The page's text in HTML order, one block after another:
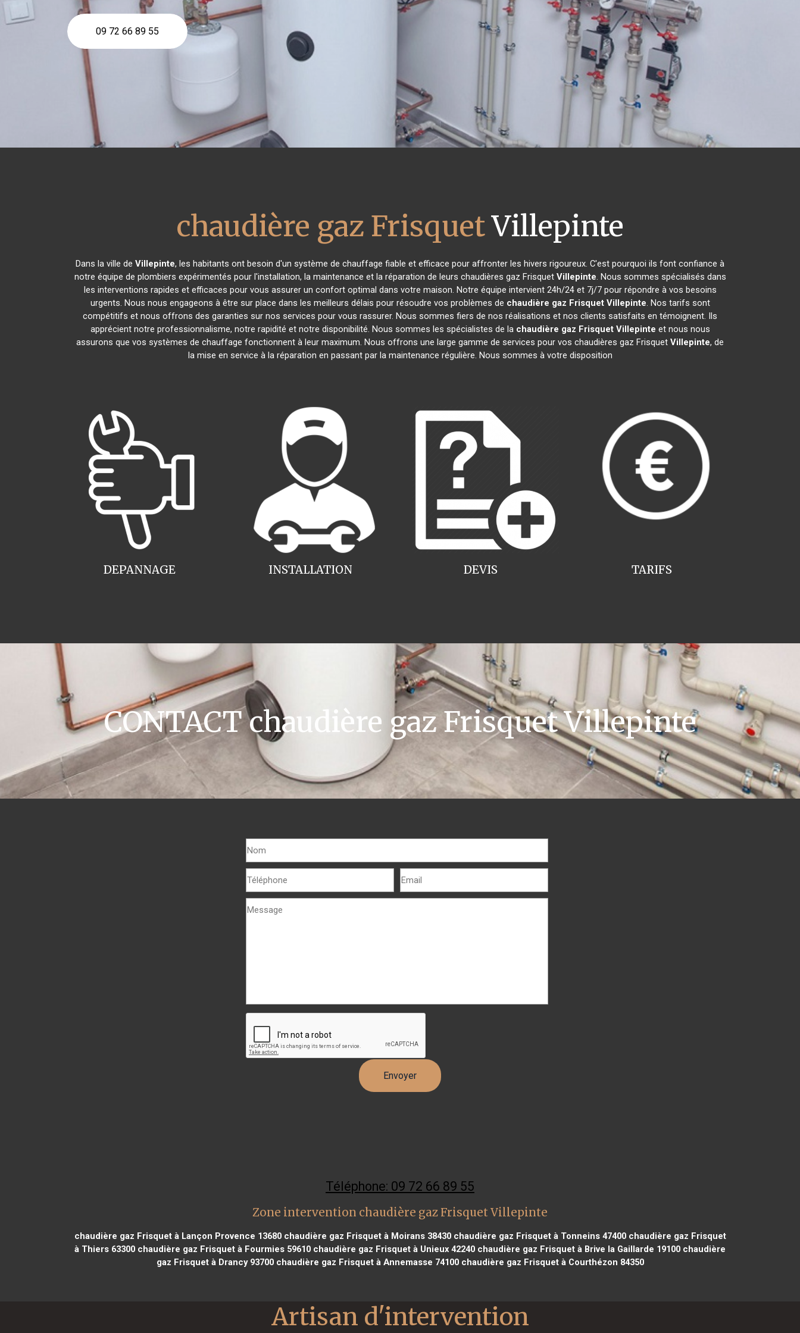
09 72 66 89 55
chaudière gaz FrisquetVillepinte
Dans la ville de Villepinte, les habitants ont besoin d'un système de chauffage fiable et efficace pour affronter les hivers rigoureux. C'est pourquoi ils font confiance à
notre équipe de plombiers expérimentés pour l'installation, la maintenance et la réparation de leurs chaudières gaz Frisquet Villepinte. Nous sommes spécialisés dans
les interventions rapides et efficaces pour vous assurer un confort optimal dans votre maison. Notre équipe intervient 24h/24 et 7j/7 pour répondre à vos besoins
urgents. Nous nous engageons à être sur place dans les meilleurs délais pour résoudre vos problèmes de chaudière gaz Frisquet Villepinte. Nos tarifs sont
compétitifs et nous offrons des garanties sur nos services pour vous rassurer. Nous sommes fiers de nos réalisations et nos clients satisfaits en témoignent. Ils
apprécient notre professionnalisme, notre rapidité et notre disponibilité. Nous sommes les spécialistes de la chaudière gaz Frisquet Villepinte et nous nous
assurons que vos systèmes de chauffage fonctionnent à leur maximum. Nous offrons une large gamme de services pour vos chaudières gaz Frisquet Villepinte, de
la mise en service à la réparation en passant par la maintenance régulière. Nous sommes à votre disposition
INSTALLATION
DEPANNAGE TARIFS
DEVIS
CONTACT chaudière gaz Frisquet Villepinte
Téléphone: 09 72 66 89 55
Zone intervention chaudière gaz Frisquet Villepinte
chaudière gaz Frisquet à Lançon Provence 13680chaudière gaz Frisquet à Moirans 38430chaudière gaz Frisquet à Tonneins 47400chaudière gaz Frisquet
à Thiers 63300 chaudière gaz Frisquet à Fourmies 59610 chaudière gaz Frisquet à Unieux 42240 chaudière gaz Frisquet à Brive la Gaillarde 19100 chaudière
gaz Frisquet à Drancy 93700chaudière gaz Frisquet à Annemasse 74100chaudière gaz Frisquet à Courthézon 84350
Artisan d'intervention